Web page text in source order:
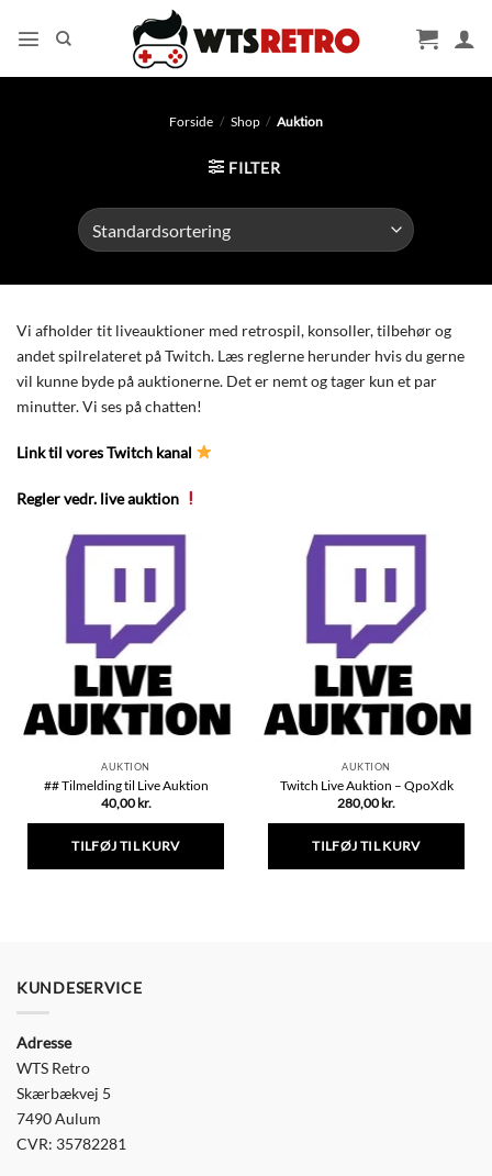
Forside / Shop / Auktion
FILTER
Vi afholder tit liveauktioner med retrospil, konsoller, tilbehør og
andet spilrelateret på Twitch. Læs reglerne herunder hvis du gerne
vil kunne byde på auktionerne. Det er nemt og tager kun et par
minutter. Vi ses på chatten!
Link til vores Twitch kanal
Regler vedr. live auktion
AUKTION
## Tilmelding til Live Auktion
40,00 kr.
TILFØJ TIL KURV
AUKTION
Twitch Live Auktion – QpoXdk
280,00 kr.
TILFØJ TIL KURV
KUNDESERVICE
Adresse
WTS Retro
Skærbækvej 5
7490 Aulum
CVR: 35782281